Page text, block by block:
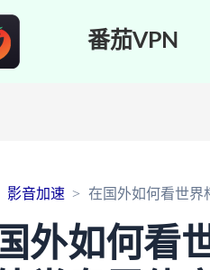
番茄VPN
影音加速 在国外如何看世界
外如何看